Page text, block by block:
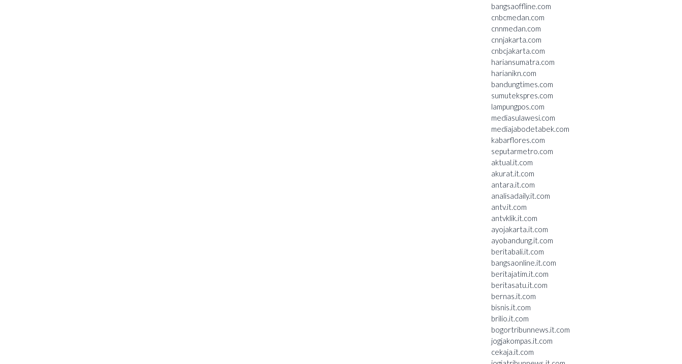
bangsaoffline.com
cnbcmedan.com
cnnmedan.com
cnnjakarta.com
cnbcjakarta.com
hariansumatra.com
harianikn.com
bandungtimes.com
sumutekspres.com
lampungpos.com
mediasulawesi.com
mediajabodetabek.com
kabarflores.com
seputarmetro.com
aktual.it.com
akurat.it.com
antara.it.com
analisadaily.it.com
antv.it.com
antvklik.it.com
ayojakarta.it.com
ayobandung.it.com
beritabali.it.com
bangsaonline.it.com
beritajatim.it.com
beritasatu.it.com
bernas.it.com
bisnis.it.com
brilio.it.com
bogortribunnews.it.com
jogjakompas.it.com
cekaja.it.com